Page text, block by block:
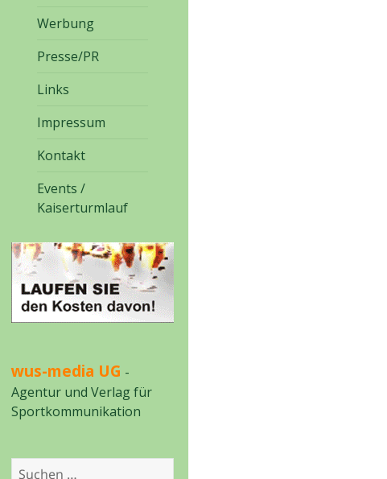
Werbung
Presse/PR
Links
Impressum
Kontakt
Events /
Kaiserturmlauf
wus-media UG -
Agentur und Verlag für
Sportkommunikation
Suchen